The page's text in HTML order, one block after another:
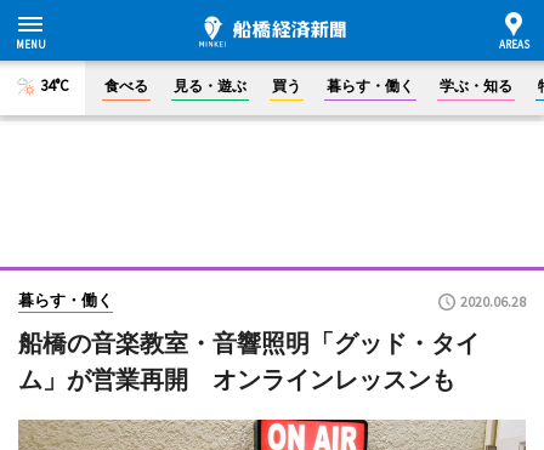
34°C 食べる 見る・遊ぶ 買う 暮らす・働く 学ぶ・知る
暮らす・働く 2020.06.28
船橋の音楽教室・音響照明「グッド・タイ
ム」が営業再開 オンラインレッスンも